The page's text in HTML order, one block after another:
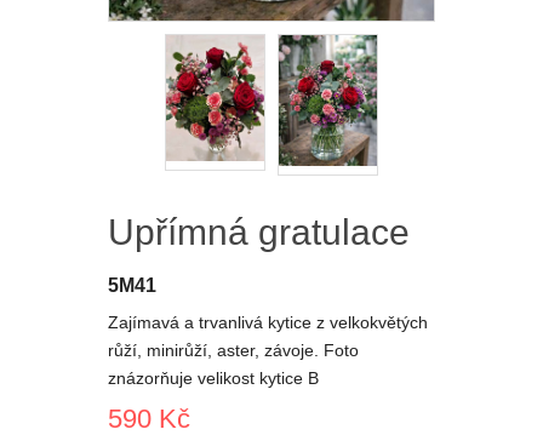
Upřímná gratulace
5M41
Zajímavá a trvanlivá kytice z velkokvětých
růží, minirůží, aster, závoje. Foto
znázorňuje velikost kytice B
590 Kč